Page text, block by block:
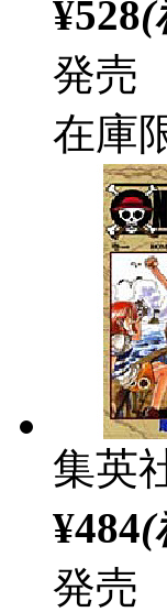
¥528(
発売
在庫
集英
¥484(
発売